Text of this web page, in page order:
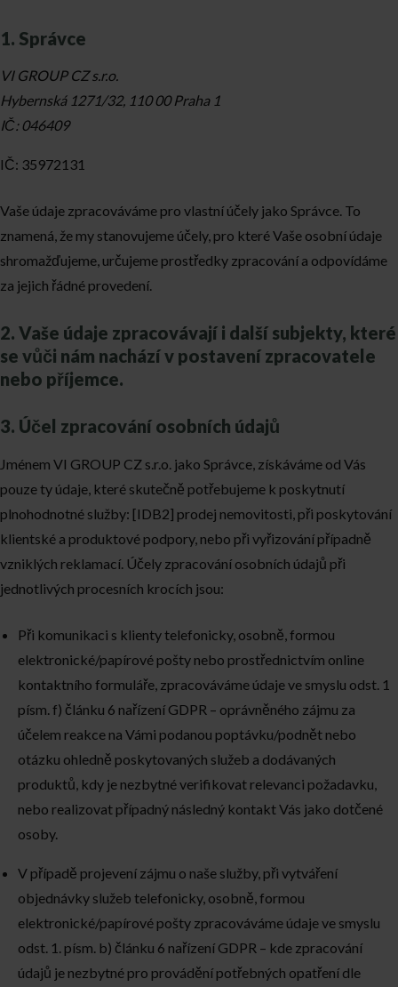
1. Správce
VI GROUP CZ s.r.o.
Hybernská 1271/32, 110 00 Praha 1
IČ: 046409
IČ: 35972131
Vaše údaje zpracováváme pro vlastní účely jako Správce. To
znamená, že my stanovujeme účely, pro které Vaše osobní údaje
shromažďujeme, určujeme prostředky zpracování a odpovídáme
za jejich řádné provedení.
2. Vaše údaje zpracovávají i další subjekty, které
se vůči nám nachází v postavení zpracovatele
nebo příjemce.
3. Účel zpracování osobních údajů
Jménem VI GROUP CZ s.r.o. jako Správce, získáváme od Vás
pouze ty údaje, které skutečně potřebujeme k poskytnutí
plnohodnotné služby: [IDB2] prodej nemovitosti, při poskytování
klientské a produktové podpory, nebo při vyřizování případně
vzniklých reklamací. Účely zpracování osobních údajů při
jednotlivých procesních krocích jsou:
Při komunikaci s klienty telefonicky, osobně, formou
elektronické/papírové pošty nebo prostřednictvím online
kontaktního formuláře, zpracováváme údaje ve smyslu odst. 1
písm. f) článku 6 nařízení GDPR – oprávněného zájmu za
účelem reakce na Vámi podanou poptávku/podnět nebo
otázku ohledně poskytovaných služeb a dodávaných
produktů, kdy je nezbytné verifikovat relevanci požadavku,
nebo realizovat případný následný kontakt Vás jako dotčené
osoby.
V případě projevení zájmu o naše služby, při vytváření
objednávky služeb telefonicky, osobně, formou
elektronické/papírové pošty zpracováváme údaje ve smyslu
odst. 1. písm. b) článku 6 nařízení GDPR – kde zpracování
údajů je nezbytné pro provádění potřebných opatření dle